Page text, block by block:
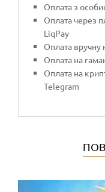
Оплата з
Оплата через
LiqPay
Оплата вручну
Оплата на
Оплата на
Telegram